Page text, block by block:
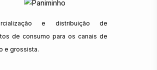
e distribuição de
de consumo para os canais de
e grossista.